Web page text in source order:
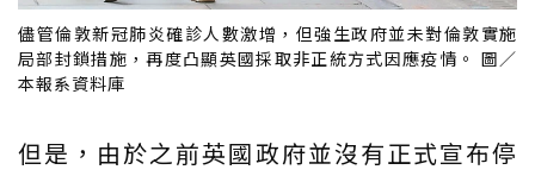
儘管倫敦新冠肺炎確診人數激增，但強生政府並未對倫敦實施
局部封鎖措施，再度凸顯英國採取非正統方式因應疫情。 圖／
本報系資料庫
但是，由於之前英國政府並沒有正式宣布停